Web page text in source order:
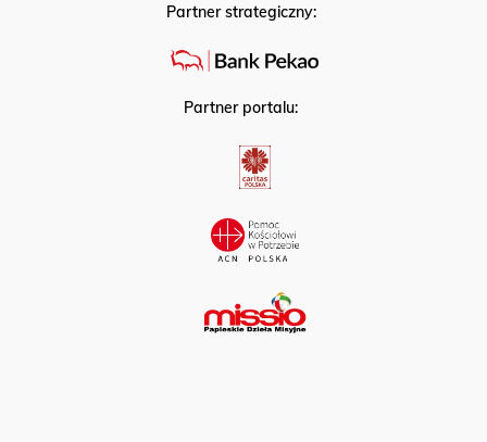
Partner strategiczny:
Partner portalu: